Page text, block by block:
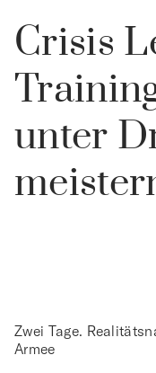
Crisis
unter
Zwei Tage.
Armee